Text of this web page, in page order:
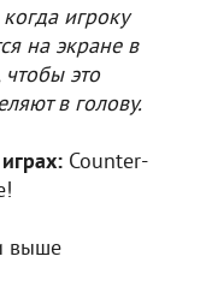
игроку
на экране в
это
в голову.
Counter-
выше